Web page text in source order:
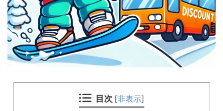
目次 [非表示]